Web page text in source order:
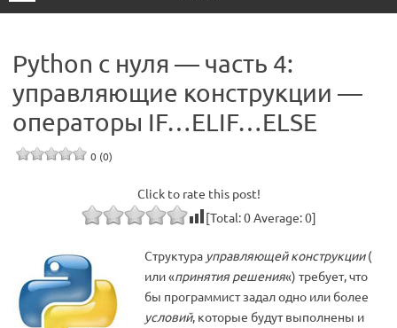
Python с нуля — часть 4:
управляющие конструкции —
операторы IF…ELIF…ELSE
0 (0)
Click to rate this post!
[Total:0Average:0]
Структура управляющей конструкции(
или «принятия решения«) требует, что
бы программист задал одно или более
условий, которые будут выполнены и